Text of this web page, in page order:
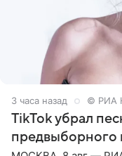
3 часа назад © РИА
TikTok убрал
предвыборного